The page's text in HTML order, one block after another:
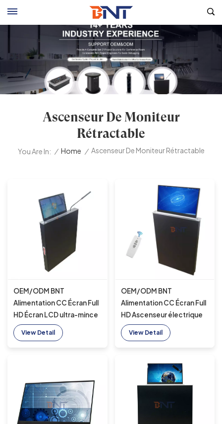
Ascenseur De Moniteur
Rétractable
You Are In: / Home / Ascenseur De Moniteur Rétractable
OEM/ODM BNT
Alimentation CC Écran Full
HD Écran LCD ultra-mince
Ascenseur électrique
rapide de haut en bas avec
View Detail
OEM/ODM BNT
Alimentation CC Écran Full
HD Ascenseur électrique
LCD ultra-mince de haut
en bas rapide avec
pour table de conférence
View Detail